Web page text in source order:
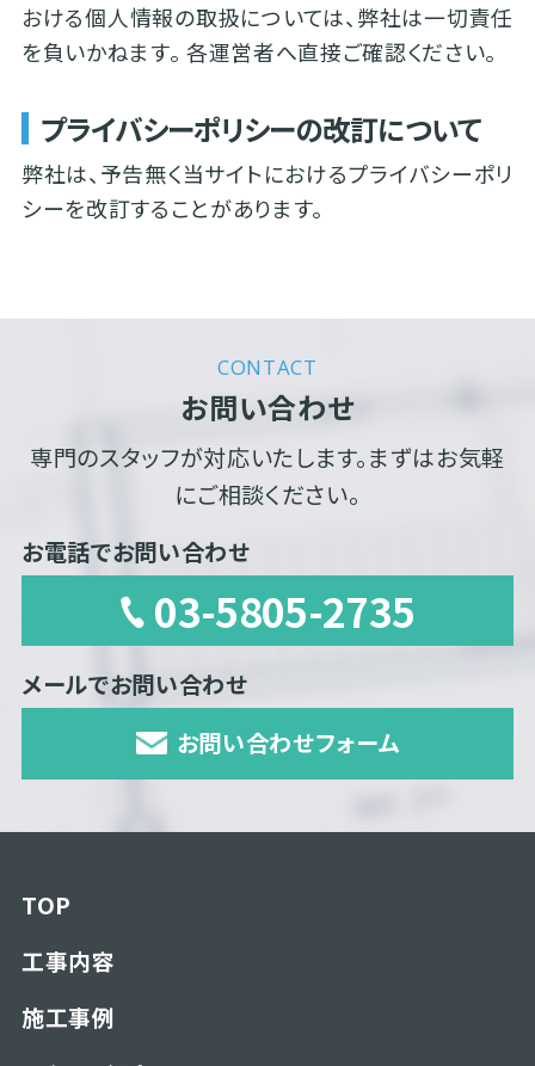
おける個人情報の取扱については、弊社は一切責任
を負いかねます。 各運営者へ直接ご確認ください。
プライバシーポリシーの改訂について
弊社は、予告無く当サイトにおけるプライバシーポリ
シーを改訂することがあります。
CONTACT
お問い合わせ
専門のスタッフが対応いたします。まずはお気軽
にご相談ください。
お電話でお問い合わせ
03-5805-2735
メールでお問い合わせ
お問い合わせフォーム
TOP
工事内容
施工事例